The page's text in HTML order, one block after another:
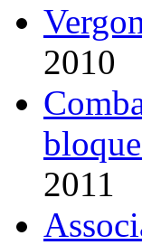
2010
2011